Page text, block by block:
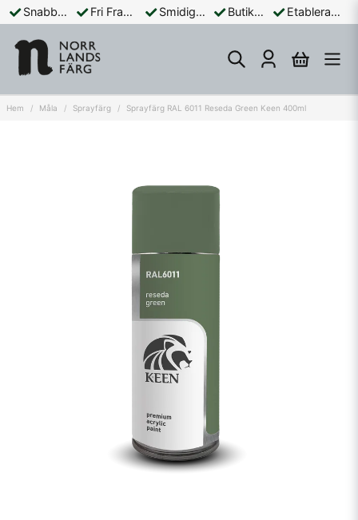
Snabba Leveranser Fri Frakt Över 899:- Smidiga Betalningar Butik och Online Etablerad Sedan 1965
Hem Måla Sprayfärg Sprayfärg RAL 6011 Reseda Green Keen 400ml